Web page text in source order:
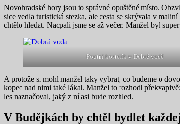
Novohradské hory jsou to správné opuštěné místo.
sice vedla turistická stezka, ale cesta se skrývala v
chtělo hledat. Nacpali jsme se až večer. Manžel byl
Poutní kostelík v Dobré vodě
A protože si mohl manžel taky vybrat, co budeme o
kopec nad nimi také lákal. Manžel to rozhodl
les naznačoval, jaký z ní asi bude rozhled.
V Budějkách by chtěl bydlet